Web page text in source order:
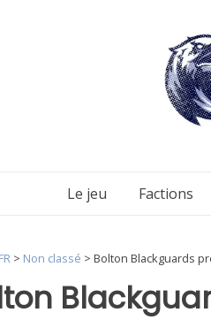
Le jeu Factions
> Non classé > Bolton Blackguards